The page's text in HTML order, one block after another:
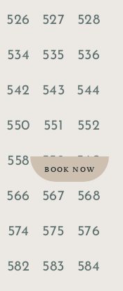
BOOK NOW
526 527 528
534 535 536
542 543 544
550 551 552
558
566 567 568
574 575 576
582 583 584